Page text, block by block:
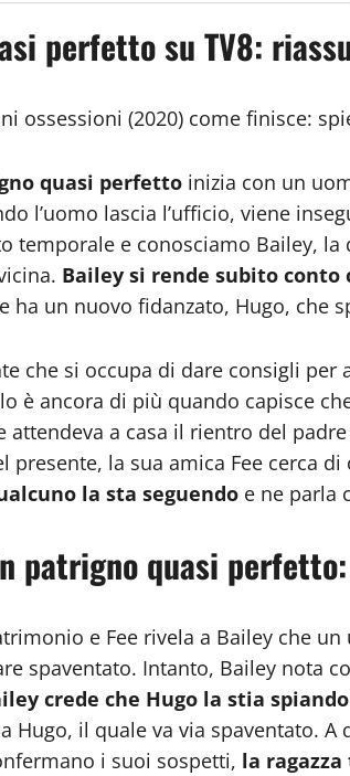
perfetto su TV8:
ossessioni (2020) come finisce:
quasi perfetto inizia con un
l’uomo lascia l’ufficio, viene
temporale e conosciamo Bailey,
Bailey si rende subito
ha un nuovo fidanzato, Hugo, che
che si occupa di dare consigli
è ancora di più quando capisce
attendeva a casa il rientro del
presente, la sua amica Fee cerca
la sta seguendo e ne parla
patrigno quasi
e Fee rivela a Bailey che
spaventato. Intanto, Bailey nota
crede che Hugo la stia spiando
Hugo, il quale va via spaventato.
i suoi sospetti, la